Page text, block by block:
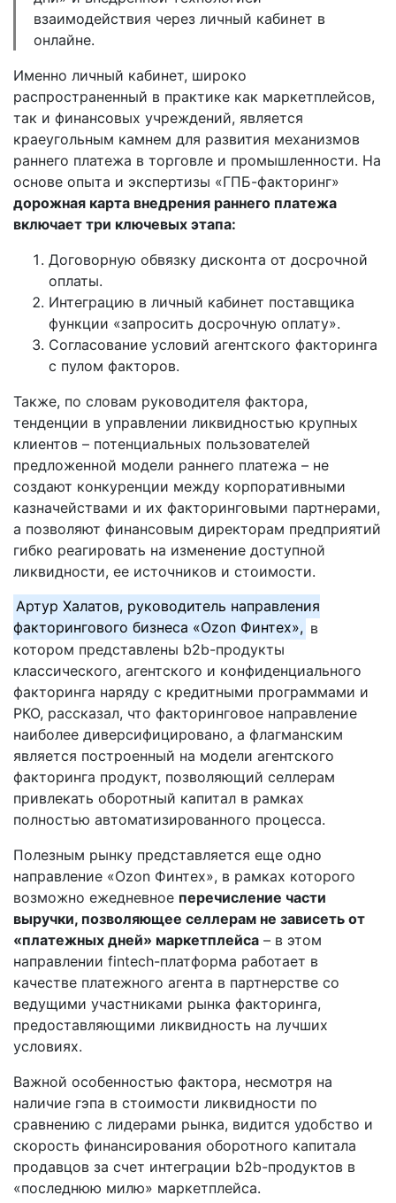
взаимодействия через личный кабинет в
онлайне.
Именно личный кабинет, широко
распространенный в практике как маркетплейсов,
так и финансовых учреждений, является
краеугольным камнем для развития механизмов
раннего платежа в торговле и промышленности. На
основе опыта и экспертизы «ГПБ-факторинг»
дорожная карта внедрения раннего платежа
включает три ключевых этапа:
Договорную обвязку дисконта от досрочной
оплаты.
Интеграцию в личный кабинет поставщика
функции «запросить досрочную оплату».
Согласование условий агентского факторинга
с пулом факторов.
Также, по словам руководителя фактора,
тенденции в управлении ликвидностью крупных
клиентов – потенциальных пользователей
предложенной модели раннего платежа – не
создают конкуренции между корпоративными
казначействами и их факторинговыми партнерами,
а позволяют финансовым директорам предприятий
гибко реагировать на изменение доступной
ликвидности, ее источников и стоимости.
Артур Халатов, руководитель направления
факторингового бизнеса «Ozon Финтех», в
котором представлены b2b-продукты
классического, агентского и конфиденциального
факторинга наряду с кредитными программами и
РКО, рассказал, что факторинговое направление
наиболее диверсифицировано, а флагманским
является построенный на модели агентского
факторинга продукт, позволяющий селлерам
привлекать оборотный капитал в рамках
полностью автоматизированного процесса.
Полезным рынку представляется еще одно
направление «Ozon Финтех», в рамках которого
возможно ежедневное перечисление части
выручки, позволяющее селлерам не зависеть от
«платежных дней» маркетплейса – в этом
направлении fintech-платформа работает в
качестве платежного агента в партнерстве со
ведущими участниками рынка факторинга,
предоставляющими ликвидность на лучших
условиях.
Важной особенностью фактора, несмотря на
наличие гэпа в стоимости ликвидности по
сравнению с лидерами рынка, видится удобство и
скорость финансирования оборотного капитала
продавцов за счет интеграции b2b-продуктов в
«последнюю милю» маркетплейса.